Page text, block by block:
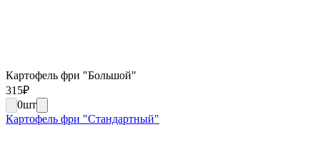
Картофель фри "Большой"
315₽
0шт
Картофель фри "Стандартный"